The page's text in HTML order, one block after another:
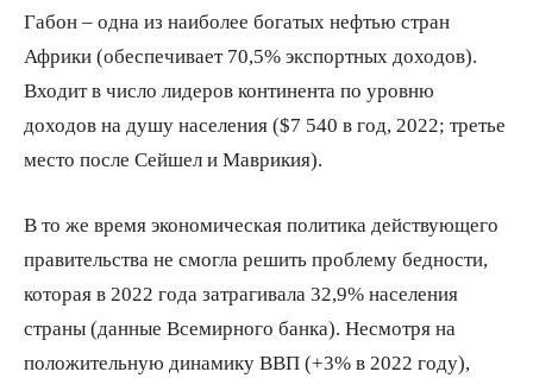
Габон – одна из наиболее богатых нефтью стран
Африки (обеспечивает 70,5% экспортных доходов).
Входит в число лидеров континента по уровню
доходов на душу населения ($7 540 в год, 2022; третье
место после Сейшел и Маврикия).
В то же время экономическая политика действующего
правительства не смогла решить проблему бедности,
которая в 2022 года затрагивала 32,9% населения
страны (данные Всемирного банка). Несмотря на
положительную динамику ВВП (+3% в 2022 году),